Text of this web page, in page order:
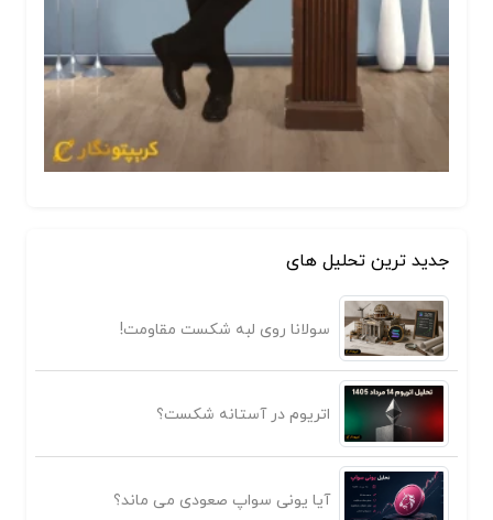
جدید ترین تحلیل های
سولانا روی لبه شکست مقاومت!
اتریوم در آستانه شکست؟
آیا یونی سواپ صعودی می ماند؟